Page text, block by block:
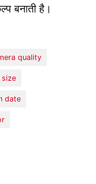
बनाती है।
quality
size
date